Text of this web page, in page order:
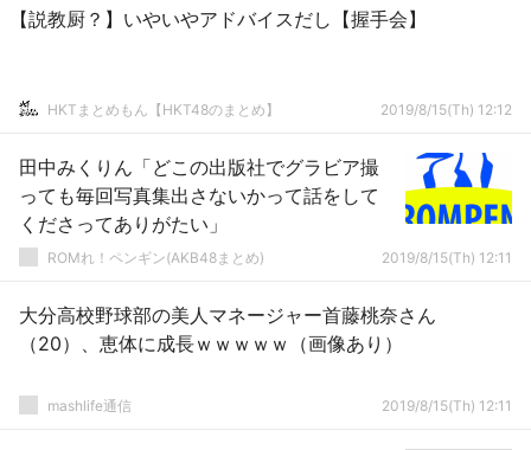
【説教厨？】いやいやアドバイスだし【握手会】
HKTまとめもん【HKT48のまとめ】 2019/8/15(Th) 12:12
田中みくりん「どこの出版社でグラビア撮
っても毎回写真集出さないかって話をして
くださってありがたい」
ROMれ！ペンギン(AKB48まとめ) 2019/8/15(Th) 12:11
大分高校野球部の美人マネージャー首藤桃奈さん
（20）、恵体に成長ｗｗｗｗｗ（画像あり）
mashlife通信 2019/8/15(Th) 12:11